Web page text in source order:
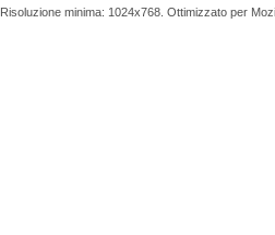
minima: 1024x768. Ottimizzato per